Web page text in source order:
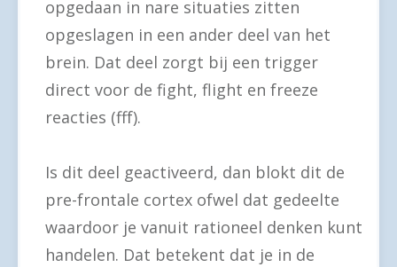
opgedaan in nare situaties zitten
opgeslagen in een ander deel van het
brein. Dat deel zorgt bij een trigger
direct voor de fight, flight en freeze
reacties (fff).
Is dit deel geactiveerd, dan blokt dit de
pre-frontale cortex ofwel dat gedeelte
waardoor je vanuit rationeel denken kunt
handelen. Dat betekent dat je in de